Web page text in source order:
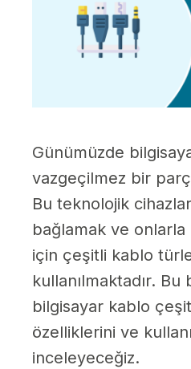
Günümüzde
vazgeçilmez bir
Bu teknolojik
bağlamak ve
için çeşitli kablo
kullanılmaktadır. Bu
bilgisayar kablo
özelliklerini ve
inceleyeceğiz.